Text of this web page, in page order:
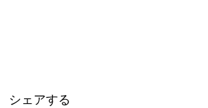
シェアする